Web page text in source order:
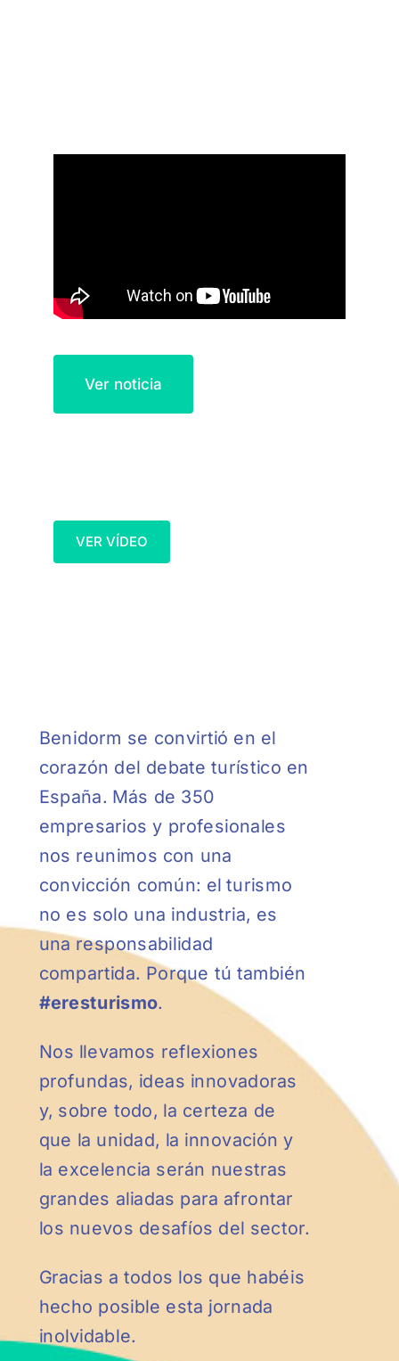
Ver noticia
VER VÍDEO
Benidorm se convirtió en el
corazón del debate turístico en
España. Más de 350
empresarios y profesionales
nos reunimos con una
convicción común: el turismo
no es solo una industria, es
una responsabilidad
compartida. Porque tú también
#eresturismo.
Nos llevamos reflexiones
profundas, ideas innovadoras
y, sobre todo, la certeza de
que la unidad, la innovación y
la excelencia serán nuestras
grandes aliadas para afrontar
los nuevos desafíos del sector.
Gracias a todos los que habéis
hecho posible esta jornada
inolvidable.